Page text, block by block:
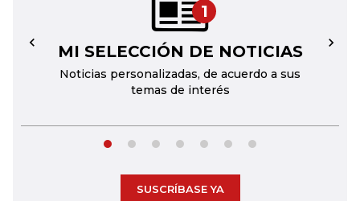
1
MI SELECCIÓN DE NOTICIAS
Noticias personalizadas, de acuerdo a sus
temas de interés
← →
SUSCRÍBASE YA